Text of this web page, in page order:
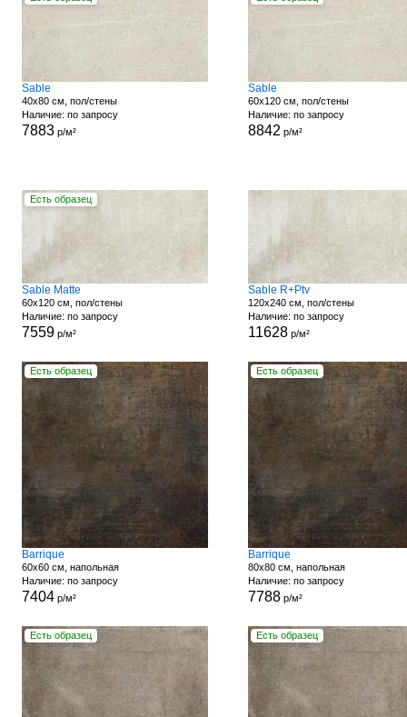
Sable
40x80 см, пол/стены
Наличие: по запросу
7883р/м²
Sable
60x120 см, пол/стены
Наличие: по запросу
8842 р/м²
Есть образец
Sable Matte
60x120 см, пол/стены
Наличие: по запросу
7559р/м²
Sable R+Ptv
120x240 см, пол/стены
Наличие: по запросу
11628р/м²
Есть образец
Barrique
60x60 см, напольная
Наличие: по запросу
7404р/м²
Есть образец
Barrique
80x80 см, напольная
Наличие: по запросу
7788р/м²
Есть образец Есть образец